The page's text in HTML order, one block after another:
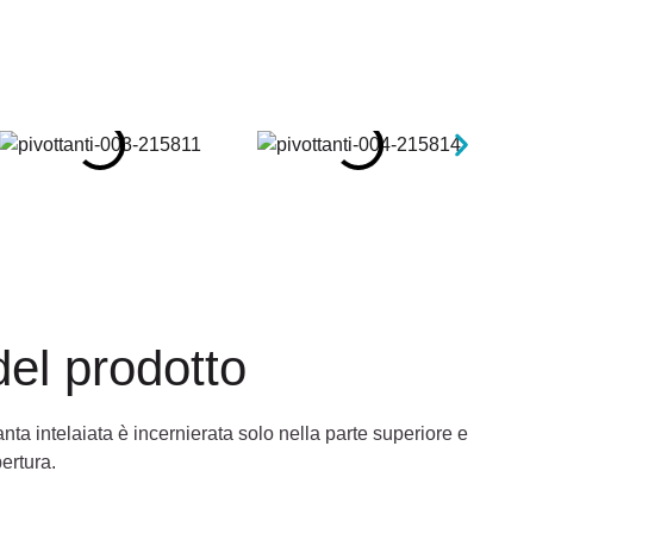
prodotto
intelaiata è incernierata solo nella parte superiore e